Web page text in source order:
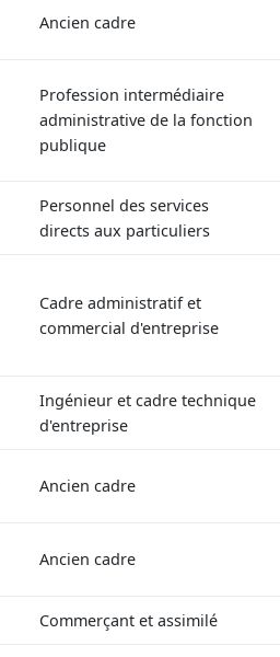
Ancien cadre
Profession intermédiaire
administrative de la fonction
publique
Personnel des services
directs aux particuliers
Cadre administratif et
commercial d'entreprise
Ingénieur et cadre technique
d'entreprise
Ancien cadre
Ancien cadre
Commerçant et assimilé